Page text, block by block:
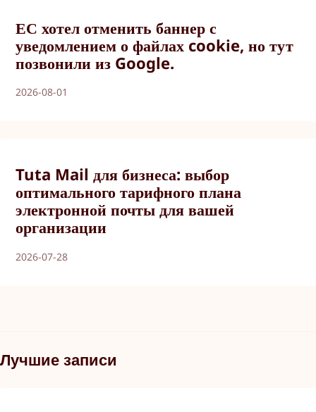
ЕС хотел отменить баннер с
уведомлением о файлах cookie, но тут
позвонили из Google.
2026-08-01
Tuta Mail для бизнеса: выбор
оптимального тарифного плана
электронной почты для вашей
организации
2026-07-28
Лучшие записи